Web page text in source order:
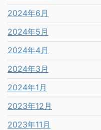
2024年6月
2024年5月
2024年4月
2024年3月
2024年1月
2023年12月
2023年11月